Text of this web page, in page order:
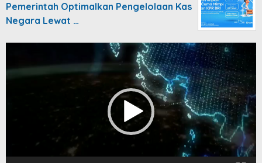
Pemerintah Optimalkan Pengelolaan Kas
Negara Lewat …